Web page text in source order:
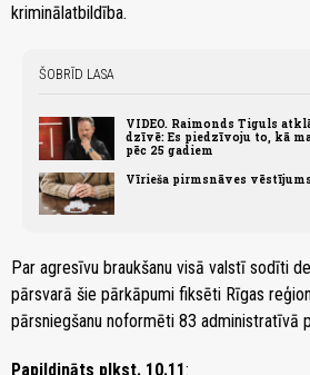
kriminālatbildība.
ŠOBRĪD LASA
VIDEO. Raimonds Tiguls
dzīvē: Es piedzīvoju to, kā
pēc 25 gadiem
Vīrieša pirmsnāves
Par agresīvu braukšanu visā valstī sodīti
pārsvarā šie pārkāpumi fiksēti Rīgas
pārsniegšanu noformēti 83 administratīvā
Papildināts plkst. 10.11: